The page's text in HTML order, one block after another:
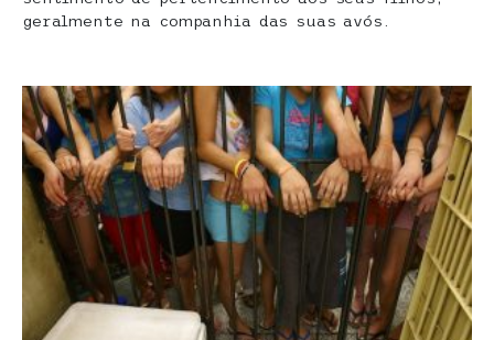
geralmente na companhia das suas avós.